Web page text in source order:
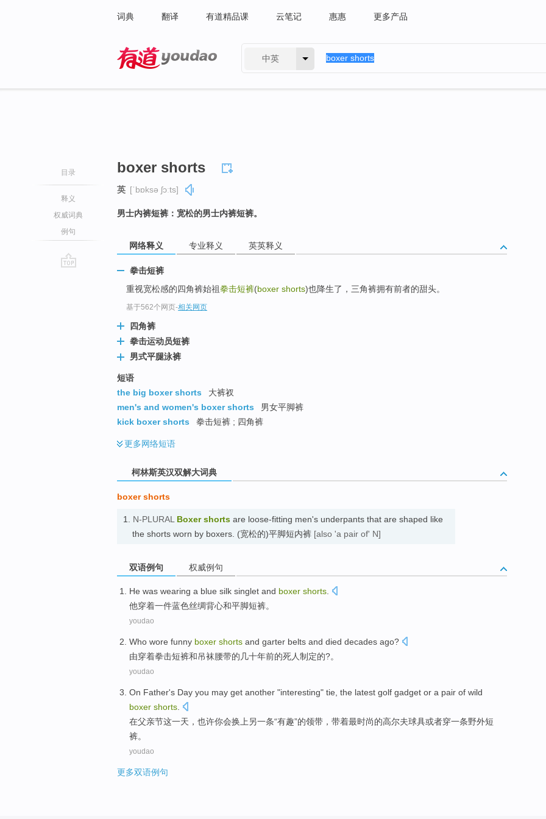
词典 翻译 有道精品课 云笔记 惠惠 更多产品
中英
目录
释义
权威词典
例句
boxer shorts
英 [ˈbɒksə ʃɔːts]
男士内裤短裤：宽松的男士内裤短裤。
网络释义 专业释义 英英释义
拳击短裤
重视宽松感的四角裤始祖拳击短裤(boxer shorts)也降生了，三角裤拥有前者的甜头。
基于562个网页-相关网页
四角裤
拳击运动员短裤
男式平腿泳裤
短语
the big boxer shorts
大裤衩
men's and women's boxer shorts
男女平脚裤
kick boxer shorts
拳击短裤 ; 四角裤
更多网络短语
柯林斯英汉双解大词典
boxer shorts
1. N-PLURAL Boxer shorts are loose-fitting men's underpants that are shaped like
the shorts worn by boxers. (宽松的)平脚短内裤 [also 'a pair of' N]
双语例句 权威例句
He was wearing a blue silk singlet and boxer shorts.
他穿着一件蓝色丝绸背心和平脚短裤。
youdao
Who wore funny boxer shorts and garter belts and died decades ago?
由穿着拳击短裤和吊袜腰带的 几十年前的死人制定的?。
youdao
On Father's Day you may get another "interesting" tie the latest golf gadget or a pair of wild
boxer shorts
在父亲节这一天， 也许你会换上 另一条“有趣”的领带 ，带着最时尚的高尔夫球具或者穿一条野外短
裤。
youdao
更多双语例句